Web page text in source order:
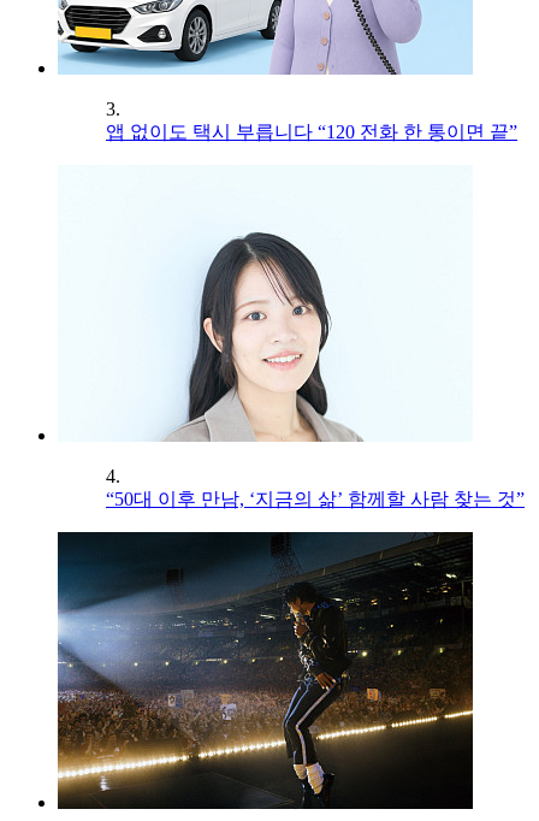
3.
앱 없이도 택시 부릅니다 “120 전화 한 통이면 끝”
4.
“50대 이후 만남, ‘지금의 삶’ 함께할 사람 찾는 것”